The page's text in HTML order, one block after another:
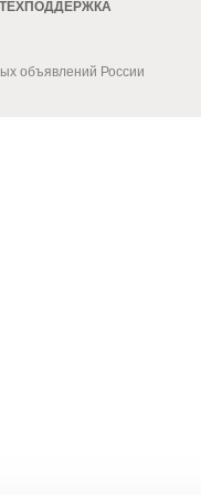
ТЕХПОДДЕРЖКА
объявлений России